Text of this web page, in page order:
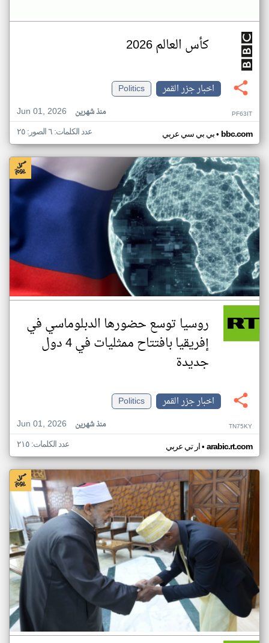
كأس العالم 2026
اخبار جزر القمر
Politics
Jun 01, 2026
منذ شهرين PF63IT
بي بي سي عربي• bbc.com عدد الكلمات: ٦ الصور: ٢٥
روسيا توسع حضورها الدبلوماسي في
إفريقيا بافتتاح ممثليات في 4 دول
جديدة
اخبار جزر القمر
Politics
Jun 01, 2026
منذ شهرين TN75KY
ار تي عربي• arabic.rt.com عدد الكلمات: ٢١٥